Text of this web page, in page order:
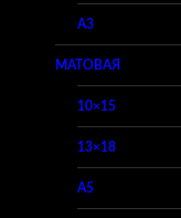
A3
МАТОВАЯ
10×15
13×18
A5